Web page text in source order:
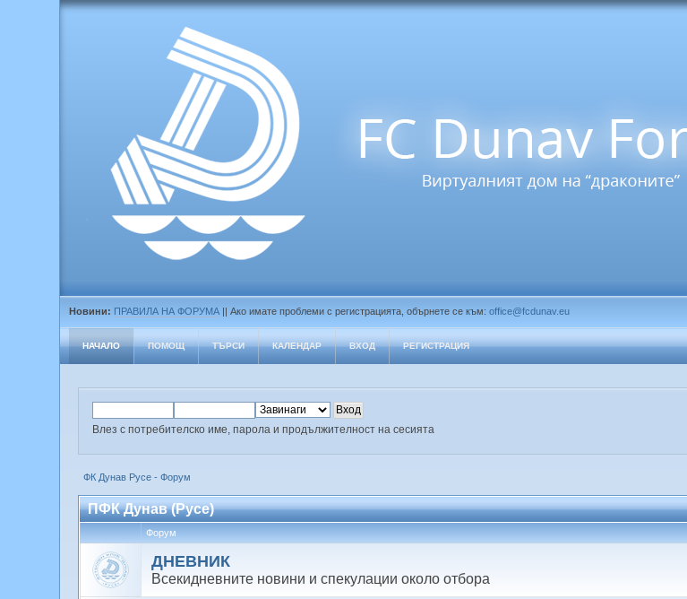
Новини: ПРАВИЛА НА ФОРУМА || Ако имате проблеми с регистрацията, обърнете се към:office@fcdunav.eu
НАЧАЛО ПОМОЩ ТЪРСИ КАЛЕНДАР ВХОД РЕГИСТРАЦИЯ
Влез с потребителско име, парола и продължителност на сесията
ФК Дунав Русе - Форум
ПФК Дунав (Русе)
Форум
ДНЕВНИК
Всекидневните новини и спекулации около отбора